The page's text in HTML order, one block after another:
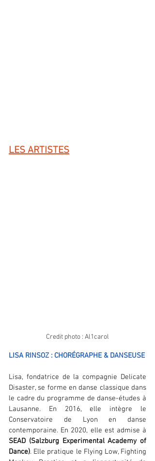
LES ARTISTES
Credit photo : Al1carol
LISA RINSOZ : CHORÉGRAPHE & DANSEUSE
Lisa, fondatrice de la compagnie Delicate
Disaster, se forme en danse classique dans
le cadre du programme de danse-études à
Lausanne. En 2016, elle intègre le
Conservatoire de Lyon en danse
SEAD (Salzburg Experimental Academy of
Dance). Elle pratique le Flying Low, Fighting